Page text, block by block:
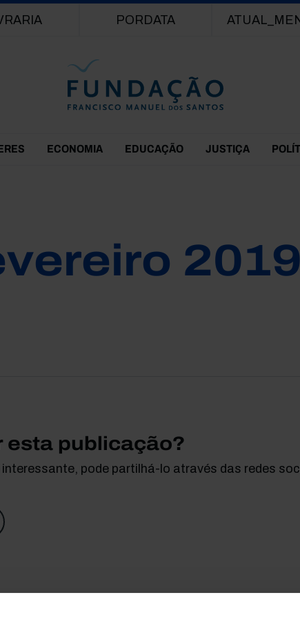
PORDATA
ECONOMIA EDUCAÇÃO JUSTIÇA
2019
esta publicação?
pode partilhá-lo através das redes